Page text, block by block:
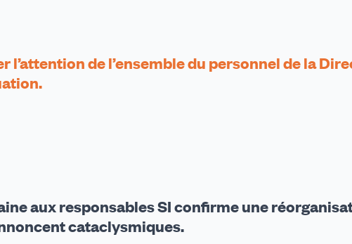
l’attention de l’ensemble du personnel de la
aux responsables SI confirme une
cataclysmiques.